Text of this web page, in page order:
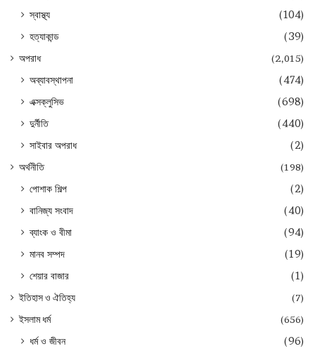
স্বাস্থ্য
(104)
হত্যাকান্ড
(39)
অপরাধ (2,015)
অব্যাবস্থাপনা
(474)
এক্সক্লুসিভ
(698)
দুর্নীতি
(440)
সাইবার অপরাধ
(2)
অর্থনীতি (198)
পোশাক শিল্প
(2)
বানিজ্য সংবাদ
(40)
ব্যাংক ও বীমা
(94)
মানব সম্পদ
(19)
শেয়ার বাজার
(1)
ইতিহাস ও ঐতিহ্য
(7)
ইসলাম ধর্ম
(656)
ধর্ম ও জীবন (96)